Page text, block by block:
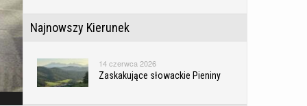
Najnowszy Kierunek
14 czerwca 2026
Zaskakujące słowackie Pieniny